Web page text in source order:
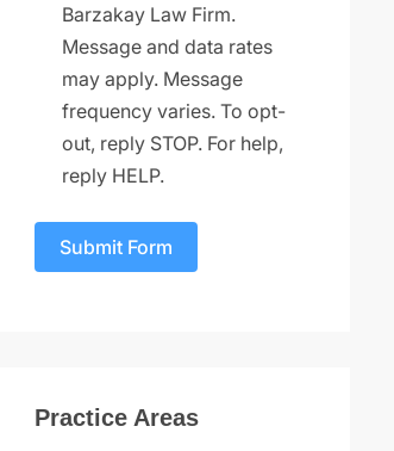
Barzakay Law Firm.
Message and data rates
may apply. Message
frequency varies. To opt-
out, reply STOP. For help,
reply HELP.
Submit Form
Practice Areas